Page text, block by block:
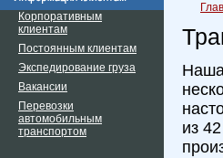
Корпоративным
клиентам
Постоянным клиентам
Экспедирование груза
Вакансии
Перевозки
автомобильным
транспортом
из